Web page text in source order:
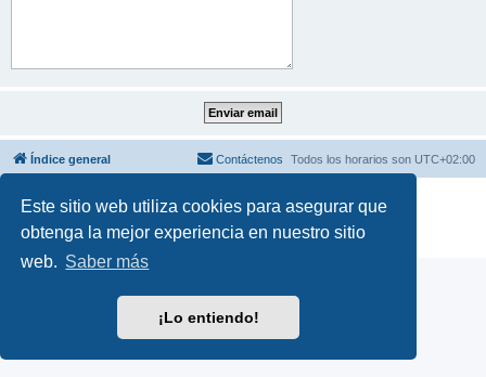
Este sitio web utiliza cookies para asegurar que
obtenga la mejor experiencia en nuestro sitio
web. Saber más
¡Lo entiendo!
Índice general Todos los horarios son UTC+02:00
Contáctenos
Desarrollado por phpBB ® Forum Software © phpBB Limited
Traducción al español por
phpBB España
Privacidad|Condiciones